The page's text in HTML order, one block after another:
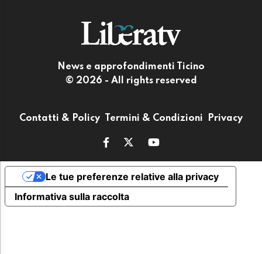
News e approfondimenti Ticino
© 2026 - All rights reserved
Contatti & Policy Termini & Condizioni Privacy
Informativa sulla raccolta
Le tue preferenze relative alla privacy